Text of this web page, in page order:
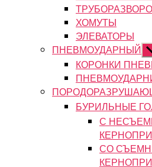
ХОМУТЫ
ЭЛЕВАТОРЫ
ПНЕВМОУДАРНЫЙ
КОРОНКИ
БУРИЛЬНЫЕ
С
СО